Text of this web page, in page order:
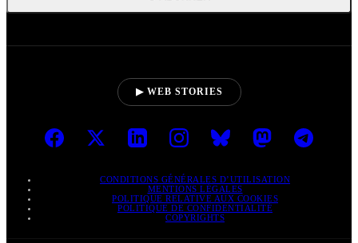
▶ WEB STORIES
CONDITIONS GÉNÉRALES D’UTILISATION
MENTIONS LÉGALES
POLITIQUE RELATIVE AUX COOKIES
POLITIQUE DE CONFIDENTIALITÉ
COPYRIGHTS